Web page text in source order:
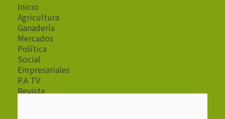
Inicio
Agricultura
Ganadería
Mercados
Política
Social
Empresariales
P.A TV
Revista